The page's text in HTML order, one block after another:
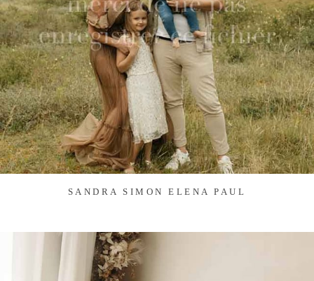
SANDRA SIMON ELENA PAUL